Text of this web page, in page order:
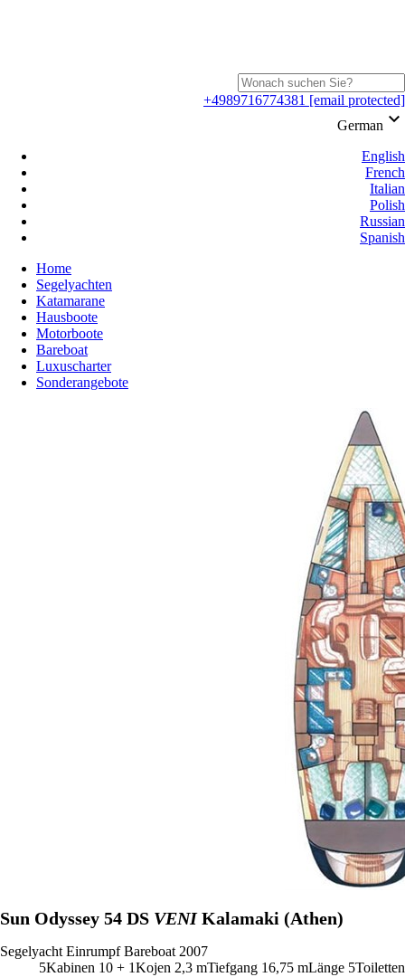
+4989716774381 [email protected]
German keyboard_arrow_down
English
French
Italian
Polish
Russian
Spanish
Home
Segelyachten
Katamarane
Hausboote
Motorboote
Bareboat
Luxuscharter
Sonderangebote
Sun Odyssey 54 DS VENI Kalamaki (Athen)
Segelyacht Einrumpf Bareboat 2007
5Kabinen 10 + 1Kojen 2,3 mTiefgang 16,75 mLänge 5Toiletten